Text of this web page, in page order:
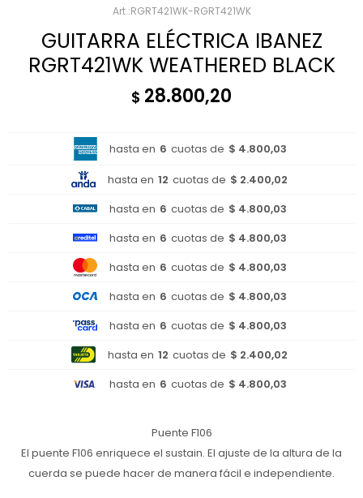
RGRT421WK-RGRT421WK
GUITARRA ELÉCTRICA IBANEZ
RGRT421WK WEATHERED BLACK
$ 28.800,20
hasta en 6 cuotas de $ 4.800,03
hasta en 12 cuotas de $ 2.400,02
hasta en 6 cuotas de $ 4.800,03
hasta en 6 cuotas de $ 4.800,03
hasta en 6 cuotas de $ 4.800,03
hasta en 6 cuotas de $ 4.800,03
hasta en 6 cuotas de $ 4.800,03
hasta en 12 cuotas de $ 2.400,02
hasta en 6 cuotas de $ 4.800,03
Puente F106
El puente F106 enriquece el sustain. El ajuste de la altura de la
cuerda se puede hacer de manera fácil e independiente.